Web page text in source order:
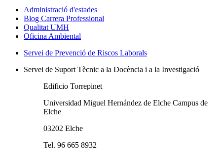
Administració d'estades
Blog Carrera Professional
Qualitat UMH
Oficina Ambiental
Servei de Prevenció de Riscos Laborals
Servei de Suport Tècnic a la Docència i a la Investigació
Edificio Torrepinet
Universidad Miguel Hernández de Elche Campus de
Elche
03202 Elche
Tel. 96 665 8932